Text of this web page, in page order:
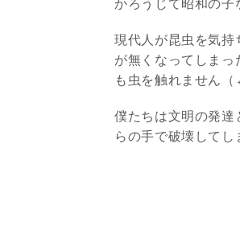
かろうじて昭和の子
現代人が昆虫を気持
が無くなってしま
も虫を触れません
僕たちは文明の発達
らの手で破壊してし